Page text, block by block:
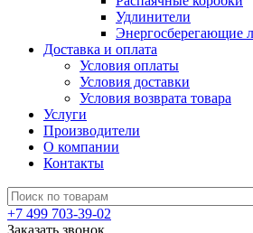
Удлинители
Энергосберегающие
Доставка и оплата
Условия оплаты
Условия доставки
Условия возврата товара
Услуги
Производители
О компании
Контакты
+7 499 703-39-02
Заказать звонок